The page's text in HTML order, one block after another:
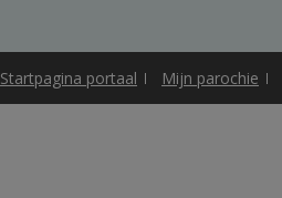
Startpagina portaal Mijn parochie